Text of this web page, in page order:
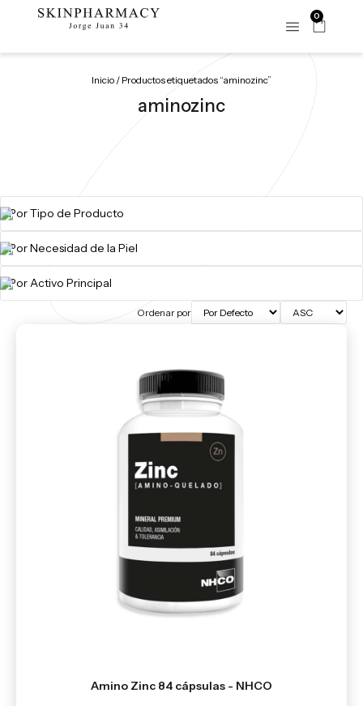
0
Inicio / Productos etiquetados “aminozinc”
aminozinc
Ordenar por
Amino Zinc 84 cápsulas - NHCO